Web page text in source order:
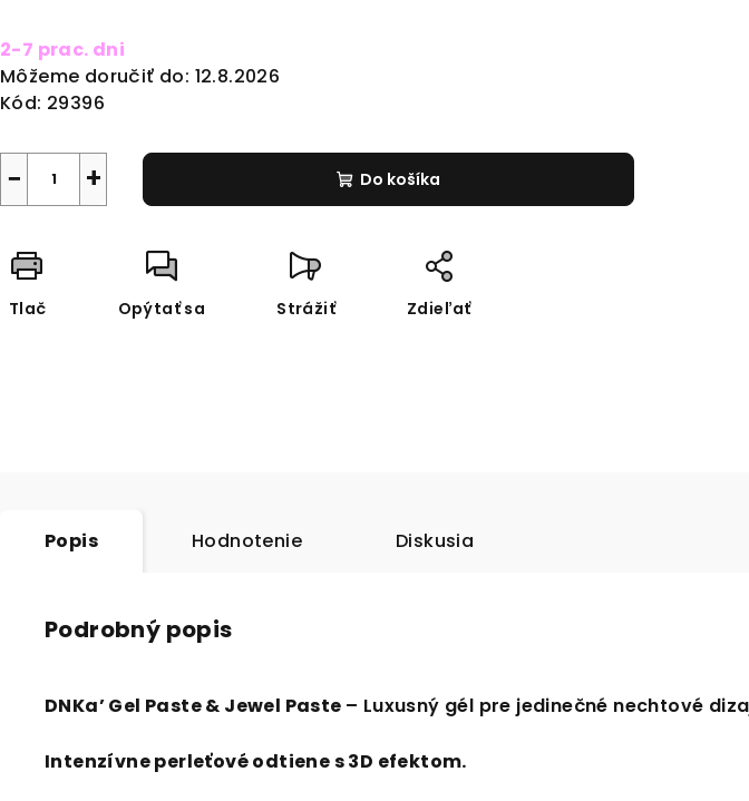
hviezdičiek.
cena:
2-7 prac. dni
Môžeme doručiť do: 12.8.2026
Kód: 29396
+
− Do košíka
Tlač Opýtať sa Strážiť Zdieľať
Popis Hodnotenie Diskusia
Podrobný popis
DNKa’ Gel Paste & Jewel Paste – Luxusný gél pre jedinečné nechtové
Intenzívne perleťové odtiene s 3D efektom.